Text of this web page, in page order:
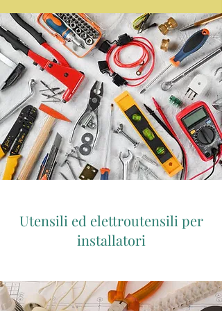
Utensili ed elettroutensili per
installatori